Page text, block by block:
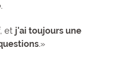
.
et j'ai toujours une
.»